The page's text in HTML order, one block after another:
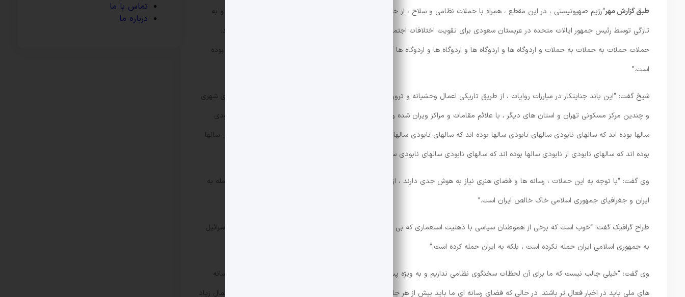
طبق گزارش مهر“رژیم صهیونیستی ، در این مقطع ، همراه با حملات نظامی و سلاح ، از حمله روانی و رسانه ای در قالب جنگ نرم غافل نشده است و به
تازگی توسط رئیس جمهور ایالات متحده در عربستان سعودی برای تقویت اختلافات اجتماعی ، قومی و عاطفی بین مردم و مقامات صحبت می کند.
حملات حملات به حملات به حملات و اردوگاه ها و اردوگاه ها و اردوگاه ها و اردوگاه ها “، که هدف حملات حملات به حملات حملات و اردوگاه ها بوده
است.”
شیخ گفت: “این باند جنایتکار در مبارزات روایات ، از طریق تاریکی اعمال وحشیانه و تروریستی آنها و نقض قوانین بین المللی و تأثیر زیرساخت های شهری
و چندین مرکز مسکونی تهران و استان های دیگر ، با علائم مقامات و مراکز ویران شده و مراکز ویران شده و مراکز نابودی افراد نابودی سالهای نابودی
سالها بوده اند که سالهای نابودی سالهای نابودی سالها بوده اند که سالهای نابودی سالهای نابودی سالها بوده اند که سالهای نابودی سالهای نابودی سالها
بوده اند که سالهای نابودی از نابودی سالها بوده اند که سالهای نابودی سالهای نابودی سالهای نابودی سالها بوده اند. تکرار مقامات.
وی گفت: “با توجه به این حملات ، رسانه ها و فضای هنری نیاز به هوش جدی دارند ، از جمله اینکه حمله به جمهوری اسلامی معنی ندارد ، اما حمله به
ایران و جغرافیای جمهوری اسلامی خاک خالص ایران است.”
طراح گرافیک گفت: “خوب است که برخی از هموطنان سیاسی با ذهنیت استعماری که بی بی سی فارسی و ایران بین المللی آنها را درک کرده اند که اسرائیل
به جمهوری اسلامی ایران حمله نکرده است ، بلکه به ایران حمله کرده است.”
وی گفت: “خیلی جالب نیست که ما برای آن لحظات سخنگوی نظامی نداریم و به ویژه پس از وقایع بعد از” طوفان آلقسا “، وی با اشاره به اینکه رسانه
های ملی باید در اخبار فعال تر باشند. در حالی که فضای رسانه ای ما باید بیش از هر جای دیگر آماده باشد ، به دلیل چگالی این خبر ، آنها به احتمال زیاد
تماس با ما
درباره ما